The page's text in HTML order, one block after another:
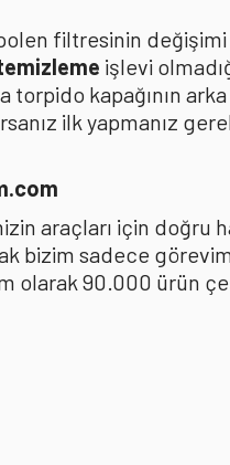
filtresinin
işlevi
kapağının
ilk yapmanız
araçları için
sadece
90.000 ürün